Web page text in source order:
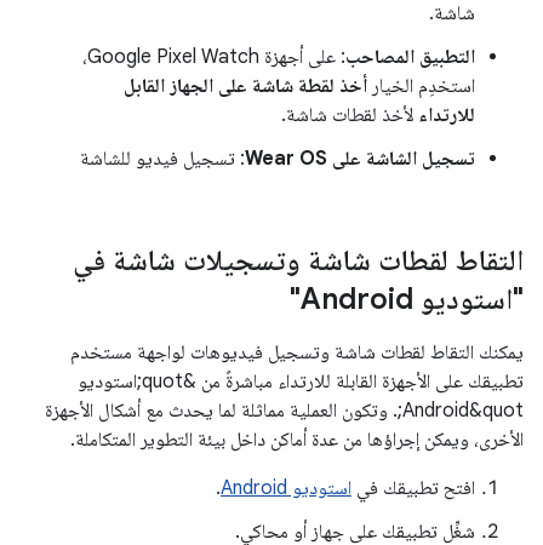
شاشة.
التطبيق المصاحب
: على أجهزة Google Pixel Watch،
استخدِم الخيار أخذ لقطة شاشة على الجهاز القابل
للارتداء لأخذ لقطات شاشة.
تسجيل الشاشة على Wear OS
: تسجيل فيديو للشاشة
التقاط لقطات شاشة وتسجيلات شاشة في
"استوديو Android"
يمكنك التقاط لقطات شاشة وتسجيل فيديوهات لواجهة مستخدم
تطبيقك على الأجهزة القابلة للارتداء مباشرةً من &quot;استوديو
Android&quot;. وتكون العملية مماثلة لما يحدث مع أشكال الأجهزة
الأخرى، ويمكن إجراؤها من عدة أماكن داخل بيئة التطوير المتكاملة.
افتح تطبيقك في استوديو Android
.
شغِّل تطبيقك على جهاز أو محاكي.